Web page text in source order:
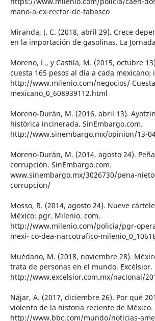
mano-a-ex-rector-de-tabasco
Miranda, J. C. (2018, abril 29). Crece
en la importación de gasolinas. La
Moreno, L., y Castila, M. (2015, octubre
cuesta 165 pesos al día a cada mexicano:
http://www.milenio.com/negocios/
mexicano_0_608939112.html
Moreno-Durán, M. (2016, abril 13).
histórica incinerada. SinEmbargo.com.
http://www.sinembargo.mx/opinion/13-
Moreno-Durán, M. (2014, agosto 24).
corrupción. SinEmbargo.com.
www.sinembargo.mx/3026730/pena-
corrupcion/
Mosso, R. (2014, agosto 24). Nueve
México: pgr. Milenio. com.
http://www.milenio.com/policia/pgr-
mexi- co-dea-narcotrafico-
Muédano, M. (2018, noviembre 28).
trata de personas en el mundo. Excélsior.
http://www.excelsior.com.mx/nacional/
Nájar, A. (2017, diciembre 26). Por qué
violento de la historia reciente de
http://www.bbc.com/mundo/noticias-